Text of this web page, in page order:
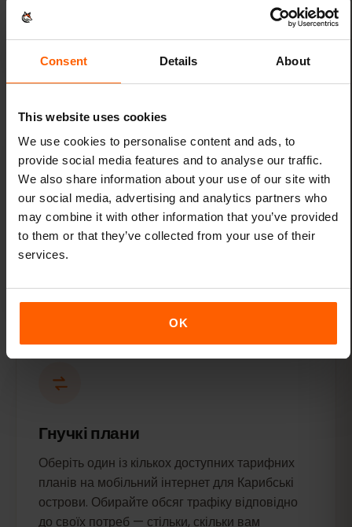
Consent Details About
This website uses cookies
We use cookies to personalise content and ads, to
provide social media features and to analyse our traffic.
We also share information about your use of our site with
our social media, advertising and analytics partners who
may combine it with other information that you’ve provided
to them or that they’ve collected from your use of their
services.
OK
мобільний інтернет від Карибські острови та
тримайте під контролем свої витрати на
мобільний зв’язок.
Підключіться всього за кілька
натискань
Активуйте свою eSIM ще до вильоту — після
приземлення ви зможете одразу
Гнучкі плани
Оберіть один із кількох доступних тарифних
планів на мобільний інтернет для Карибські
острови. Обирайте обсяг трафіку відповідно
до своїх потреб — стільки, скільки вам